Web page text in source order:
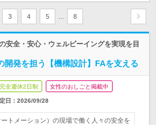
3 4 5 8
安全・安心・ウェルビーイングを実現を目
発を担う【機構設計】FAを支える
完全週休2日制 女性のおしごと掲載中
日： 2026/09/28
トメーション）の現場で働く人々の安全を